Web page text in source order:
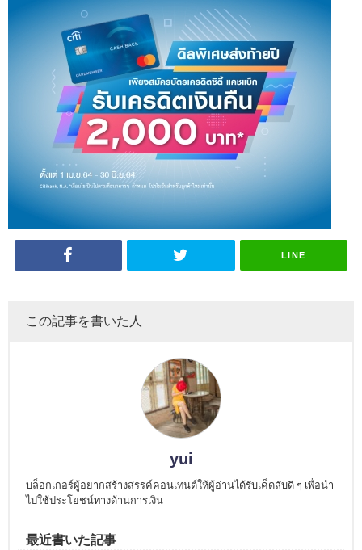
LINE
この記事を書いた人
yui
บล็อกเกอร์ผู้อยากสร้างสรรค์คอนเทนต์ให้ผู้อ่านได้รับเค็ดลับดี ๆ เพื่อนำ
ไปใช้ประโยชน์ทางด้านการเงิน
最近書いた記事